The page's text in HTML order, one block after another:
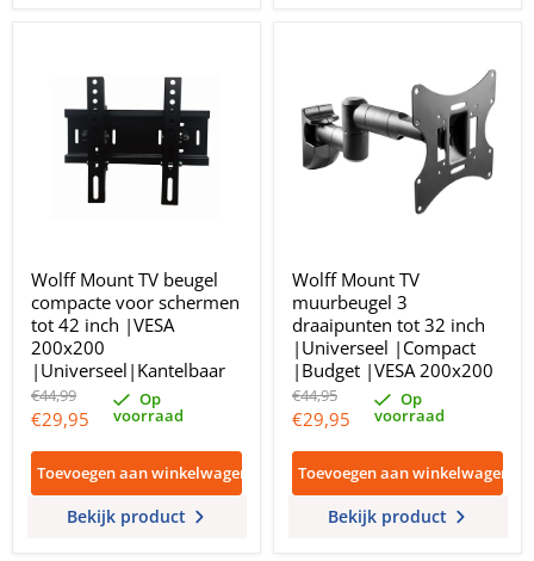
Wolff Mount TV beugel
compacte voor schermen
tot 42 inch |VESA
200x200
|Universeel|Kantelbaar
Oorspronkelijke
prijs
€44,99
Huidige
prijs
€29,95
Op
voorraad
Toevoegen aan winkelwagen
Bekijk product
Wolff Mount TV
muurbeugel 3
draaipunten tot 32 inch
|Universeel |Compact
|Budget |VESA 200x200
Oorspronkelijke
prijs
€44,95
Huidige
prijs
€29,95
Op
voorraad
Toevoegen aan winkelwagen
Bekijk product